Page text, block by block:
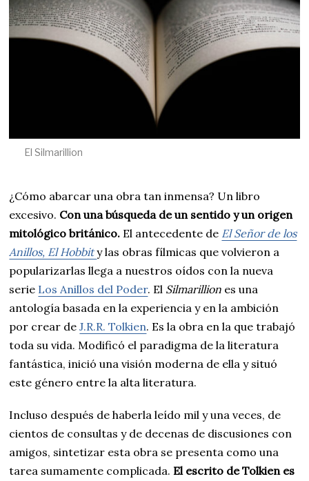
El Silmarillion
¿Cómo abarcar una obra tan inmensa? Un libro
excesivo. Con una búsqueda de un sentido y un origen
mitológico británico. El antecedente de El Señor de los
Anillos, El Hobbity las obras fílmicas que volvieron a
popularizarlas llega a nuestros oídos con la nueva
serie Los Anillos del Poder. El Silmarillion es una
antología basada en la experiencia y en la ambición
por crear deJ.R.R. Tolkien. Es la obra en la que trabajó
toda su vida. Modificó el paradigma de la literatura
fantástica, inició una visión moderna de ella y situó
este género entre la alta literatura.
Incluso después de haberla leído mil y una veces, de
cientos de consultas y de decenas de discusiones con
amigos, sintetizar esta obra se presenta como una
tarea sumamente complicada. El escrito de Tolkien es